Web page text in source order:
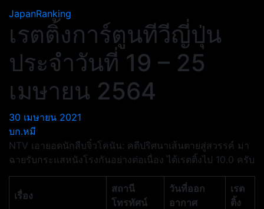
JapanRanking
เรตติ้งการ์ตูนทีวีญี่ปุ่น
ประจำวันที่ 19 – 25
เมษายน 2564
30 เมษายน 2021
บก.หมี
NTV เอายอดนักสืบจิ๋วโคนัน: คดีปริศนาเส้นตายสู่สวรรค์ มา
ฉายรับกระแสหนังโรงกันอย่างต่อเนื่อง ได้เรตติ้งไป 10.0 ครับ
เรื่อง
สถานี
โทรทัศน์
วันที่ออก
อากาศ
เรต
ติ้ง